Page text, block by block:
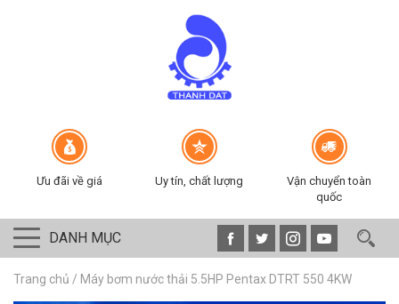
Ưu đãi về giá Uy tín, chất lượng
Vận chuyển toàn
quốc
DANH MỤC
Trang chủ / Máy bơm nước thải 5.5HP Pentax DTRT 550 4KW